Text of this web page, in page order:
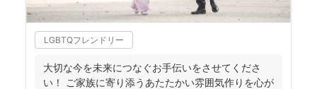
LGBTQフレンドリー
大切な今を未来につなぐお手伝いをさせてくださ
い！ ご家族に寄り添うあたたかい雰囲気作りを心が